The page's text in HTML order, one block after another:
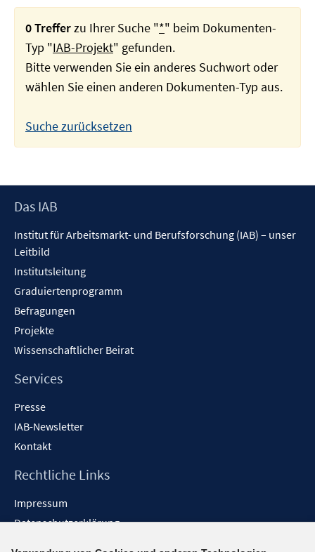
0 Trefferzu Ihrer Suche "*" beim Dokumenten-
Typ "IAB-Projekt" gefunden.
Bitte verwenden Sie ein anderes Suchwort oder
wählen Sie einen anderen Dokumenten-Typ aus.
Suche zurücksetzen
Footer
Das IAB
Institut für Arbeitsmarkt- und Berufsforschung (IAB) – unser
Leitbild
Institutsleitung
Graduiertenprogramm
Befragungen
Projekte
Wissenschaftlicher Beirat
Services
Presse
IAB-Newsletter
Kontakt
Rechtliche Links
Impressum
Datenschutzerklärung